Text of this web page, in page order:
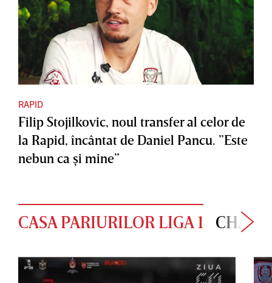
RAPID
Filip Stojilkovic, noul transfer al celor de
la Rapid, încântat de Daniel Pancu. ”Este
nebun ca şi mine”
CASA PARIURILOR LIGA 1